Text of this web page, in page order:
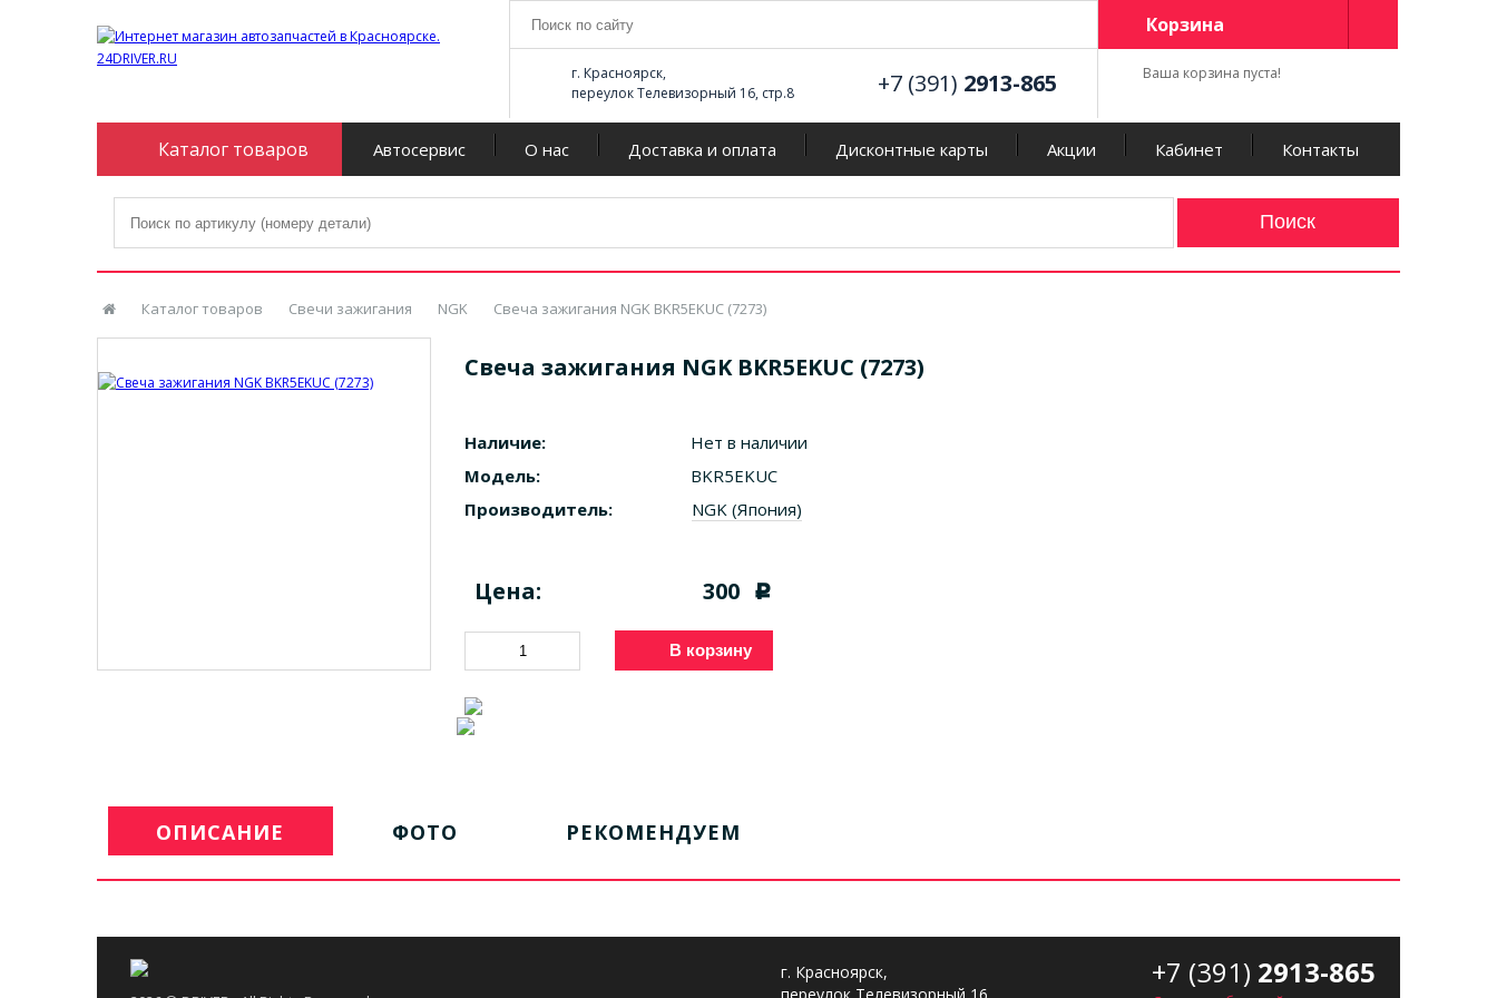
г. Красноярск,
переулок Телевизорный 16, стр.8
+7 (391) 2913-865
Корзина
Ваша корзина пуста!
Каталог товаров Автосервис О нас Доставка и оплата Дисконтные карты Акции Кабинет Контакты
Каталог товаров Свечи зажигания NGK Свеча зажигания NGK BKR5EKUC (7273)
Свеча зажигания NGK BKR5EKUC (7273)
Наличие:
Нет в наличии
Модель:
BKR5EKUC
Производитель:
NGK (Япония)
Цена: 300 c
В корзину
ОПИСАНИЕ ФОТО РЕКОМЕНДУЕМ
г. Красноярск,
+7 (391) 2913-865